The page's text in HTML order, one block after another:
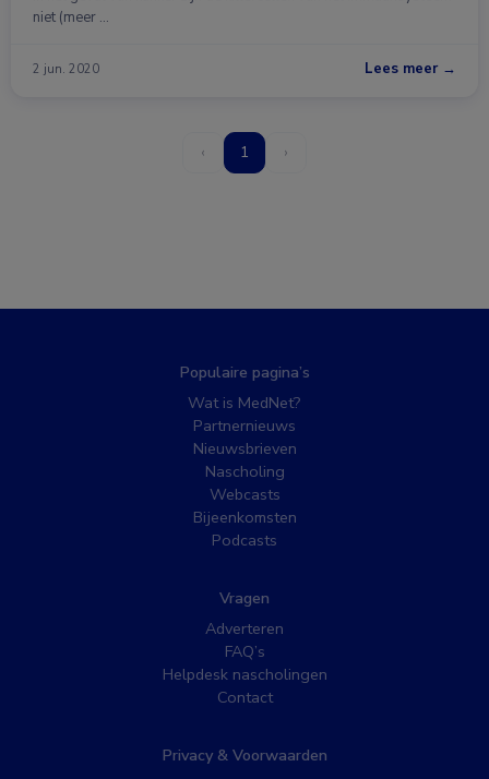
niet (meer …
2 jun. 2020 Lees meer →
‹ 1 ›
Populaire pagina’s
Wat is MedNet?
Partnernieuws
Nieuwsbrieven
Nascholing
Webcasts
Bijeenkomsten
Podcasts
Vragen
Adverteren
FAQ’s
Helpdesk nascholingen
Contact
Privacy & Voorwaarden